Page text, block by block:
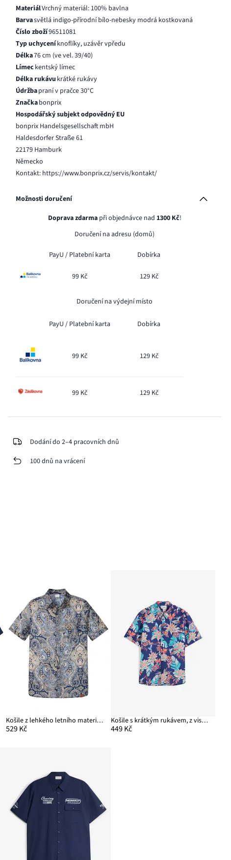
MateriálVrchný materiál: 100% bavlna
Barvasvětlá indigo-přírodní bílo-nebesky modrá kostkovaná
Číslo zboží96511081
Typ uchyceníknoflíky, uzávěr vpředu
Délka76 cm (ve vel. 39/40)
Límec kentský límec
Délka rukávu krátké rukávy
Údržbapraní v pračce 30°C
Značkabonprix
Hospodářský subjekt odpovědný EU
bonprix Handelsgesellschaft mbH
Haldesdorfer Straße 61
22179 Hamburk
Německo
Kontakt: https://www.bonprix.cz/servis/kontakt/
Možnosti doručení
Doprava zdarmapři objednávce nad 1300 Kč!
Doručení na adresu (domů)
PayU / Platební karta Dobírka
99 Kč 129 Kč
Doručení na výdejní místo
PayU / Platební karta Dobírka
99 Kč 129 Kč
99 Kč 129 Kč
Dodání do 2–4 pracovních dnů
100 dnů na vrácení
Košile z lehkého letního materiálu, krátký rukáv
529 Kč
Košile s krátkým rukávem, z viskózy
449 Kč